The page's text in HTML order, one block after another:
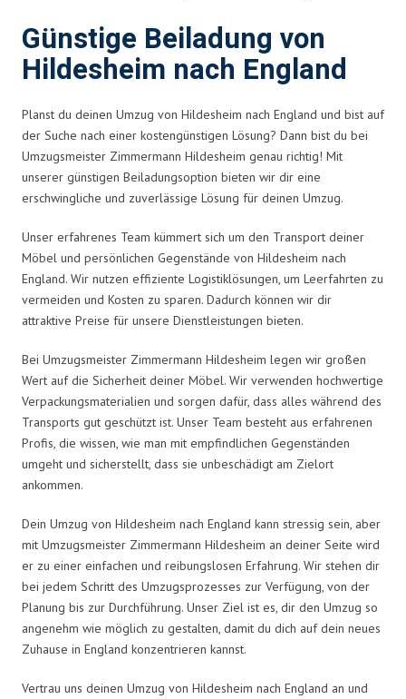
Günstige Beiladung von
Hildesheim nach England
Planst du deinen Umzug von Hildesheim nach England und bist auf
der Suche nach einer kostengünstigen Lösung? Dann bist du bei
Umzugsmeister Zimmermann Hildesheim genau richtig! Mit
unserer günstigen Beiladungsoption bieten wir dir eine
erschwingliche und zuverlässige Lösung für deinen Umzug.
Unser erfahrenes Team kümmert sich um den Transport deiner
Möbel und persönlichen Gegenstände von Hildesheim nach
England. Wir nutzen effiziente Logistiklösungen, um Leerfahrten zu
vermeiden und Kosten zu sparen. Dadurch können wir dir
attraktive Preise für unsere Dienstleistungen bieten.
Bei Umzugsmeister Zimmermann Hildesheim legen wir großen
Wert auf die Sicherheit deiner Möbel. Wir verwenden hochwertige
Verpackungsmaterialien und sorgen dafür, dass alles während des
Transports gut geschützt ist. Unser Team besteht aus erfahrenen
Profis, die wissen, wie man mit empfindlichen Gegenständen
umgeht und sicherstellt, dass sie unbeschädigt am Zielort
ankommen.
Dein Umzug von Hildesheim nach England kann stressig sein, aber
mit Umzugsmeister Zimmermann Hildesheim an deiner Seite wird
er zu einer einfachen und reibungslosen Erfahrung. Wir stehen dir
bei jedem Schritt des Umzugsprozesses zur Verfügung, von der
Planung bis zur Durchführung. Unser Ziel ist es, dir den Umzug so
angenehm wie möglich zu gestalten, damit du dich auf dein neues
Zuhause in England konzentrieren kannst.
Vertrau uns deinen Umzug von Hildesheim nach England an und